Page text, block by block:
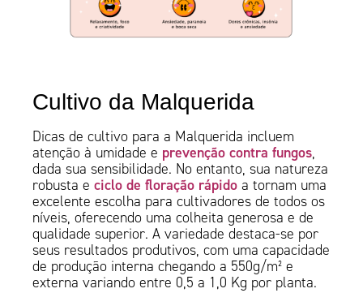
Cultivo da Malquerida
Dicas de cultivo para a Malquerida incluem
atenção à umidade e prevenção contra fungos,
dada sua sensibilidade. No entanto, sua natureza
robusta eciclo de floração rápido a tornam uma
excelente escolha para cultivadores de todos os
níveis, oferecendo uma colheita generosa e de
qualidade superior. A variedade destaca-se por
seus resultados produtivos, com uma capacidade
de produção interna chegando a 550g/m² e
externa variando entre 0,5 a 1,0 Kg por planta.